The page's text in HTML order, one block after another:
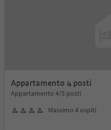
Appartamento 4 posti
Appartamento 4/5 posti
Massimo 4 ospiti